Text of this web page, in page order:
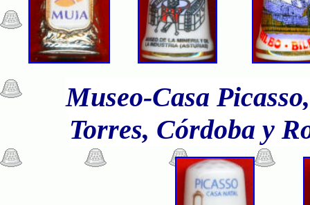
Museo-Casa
Torres, Córdoba y